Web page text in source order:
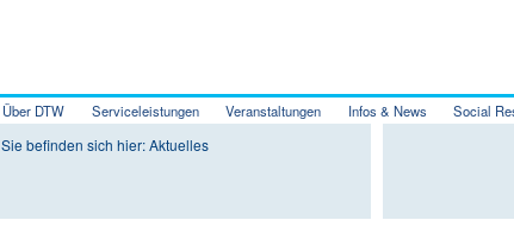
Zum Inhalt wechseln
Zum sekundären Inhalt wechseln
Über DTW Serviceleistungen Veranstaltungen Infos & News Social
Sie befinden sich hier: Aktuelles